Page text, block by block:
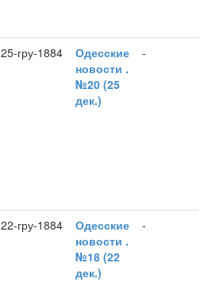
25-гру-1884
Одесские
новости .
№20 (25
дек.)
-
22-гру-1884
Одесские
новости .
№18 (22
дек.)
-